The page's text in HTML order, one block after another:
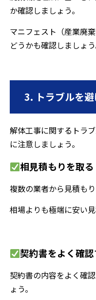
か確認しましょう。
マニフェスト（産業廃
どうかも確認しましょう
3. トラブルを
解体工事に関するトラ
に注意しましょう。
相見積もりを取る
複数の業者から見積も
相場よりも極端に安い
契約書をよく確認
契約書の内容をよく確
ょう。